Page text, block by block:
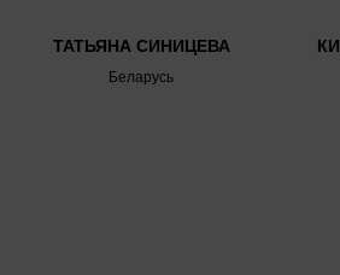
ТАТЬЯНА СИНИЦЕВА
Беларусь
Генеральные партнеры